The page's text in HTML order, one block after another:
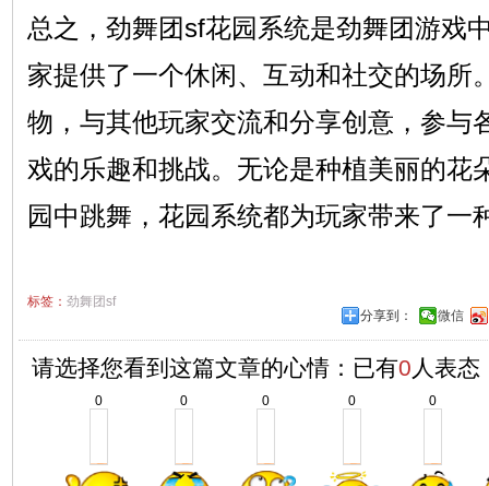
总之，劲舞团sf花园系统是劲舞团游戏
家提供了一个休闲、互动和社交的场所
物，与其他玩家交流和分享创意，参与
戏的乐趣和挑战。无论是种植美丽的花
园中跳舞，花园系统都为玩家带来了一
标签： 劲舞团sf
分享到：
微信
请选择您看到这篇文章的心情：已有0 人表态
0 0 0 0 0